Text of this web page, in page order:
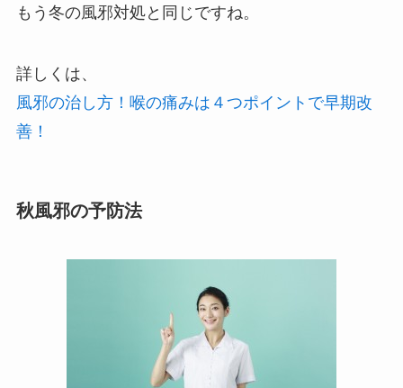
もう冬の風邪対処と同じですね。
詳しくは、
風邪の治し方！喉の痛みは４つポイントで早期改
善！
秋風邪の予防法